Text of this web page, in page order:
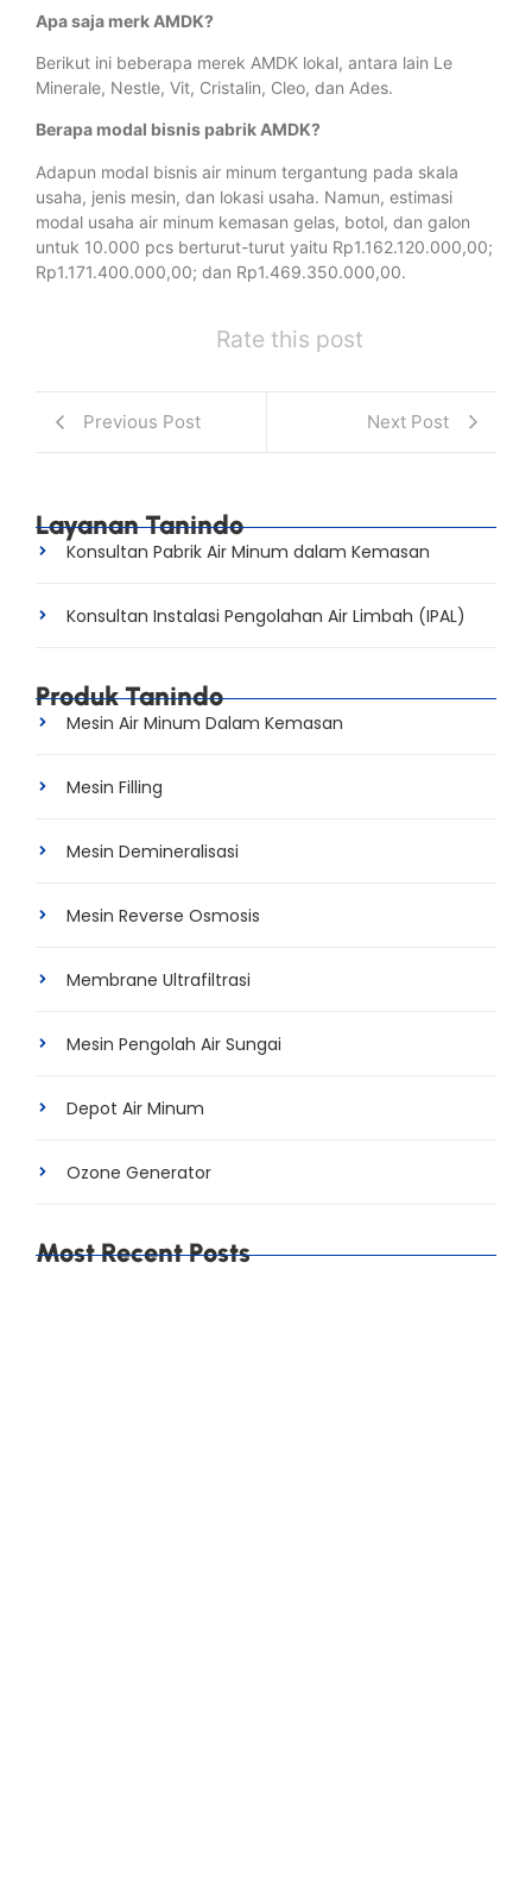
Apa saja merk AMDK?
Berikut ini beberapa merek AMDK lokal, antara lain Le
Minerale, Nestle, Vit, Cristalin, Cleo, dan Ades.
Berapa modal bisnis pabrik AMDK?
Adapun modal bisnis air minum tergantung pada skala
usaha, jenis mesin, dan lokasi usaha. Namun, estimasi
modal usaha air minum kemasan gelas, botol, dan galon
untuk 10.000 pcs berturut-turut yaitu Rp1.162.120.000,00;
Rp1.171.400.000,00; dan Rp1.469.350.000,00.
Rate this post
Previous Post Next Post
Layanan Tanindo
Konsultan Pabrik Air Minum dalam Kemasan
Konsultan Instalasi Pengolahan Air Limbah (IPAL)
Produk Tanindo
Mesin Air Minum Dalam Kemasan
Mesin Filling
Mesin Demineralisasi
Mesin Reverse Osmosis
Membrane Ultrafiltrasi
Mesin Pengolah Air Sungai
Depot Air Minum
Ozone Generator
Most Recent Posts